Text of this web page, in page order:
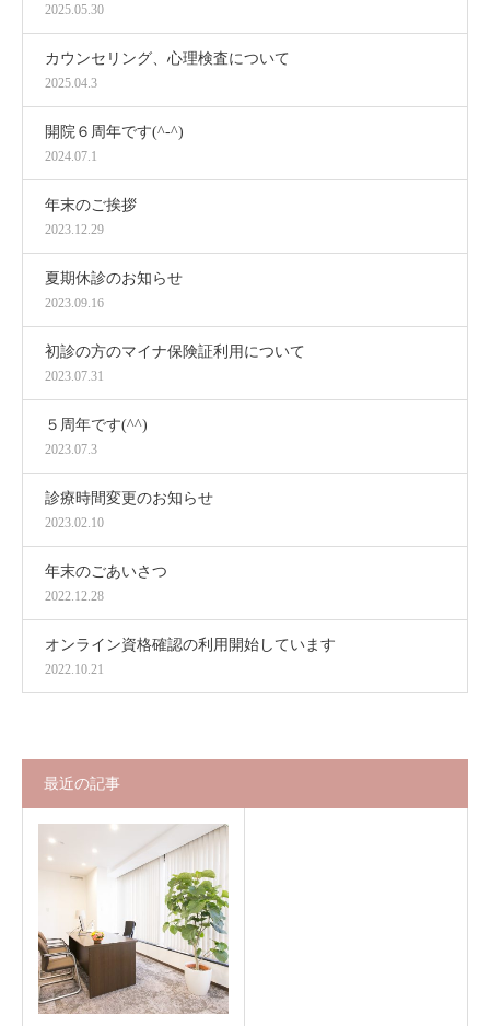
2025.05.30
カウンセリング、心理検査について
2025.04.3
開院６周年です(^-^)
2024.07.1
年末のご挨拶
2023.12.29
夏期休診のお知らせ
2023.09.16
初診の方のマイナ保険証利用について
2023.07.31
５周年です(^^)
2023.07.3
診療時間変更のお知らせ
2023.02.10
年末のごあいさつ
2022.12.28
オンライン資格確認の利用開始しています
2022.10.21
最近の記事